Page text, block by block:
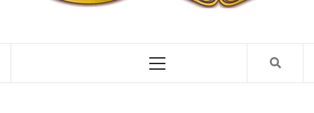
Menu